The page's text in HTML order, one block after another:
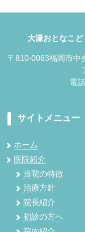
大濠おとなこど
〒810-0063福岡市中
電
サイトメニュー
ホーム
医院紹介
当院の特徴
治療方針
院長紹介
初診の方へ